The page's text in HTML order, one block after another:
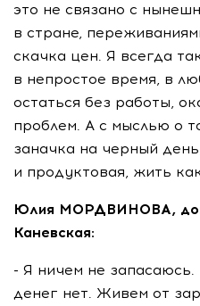
это не связано с
в стране,
скачка цен. Я всегда
в непростое время, в
остаться без работы,
проблем. А с мыслью о
заначка на черный
и продуктовая, жить
Юлия МОРДВИНОВА,
Каневская:
- Я ничем не
денег нет. Живем от